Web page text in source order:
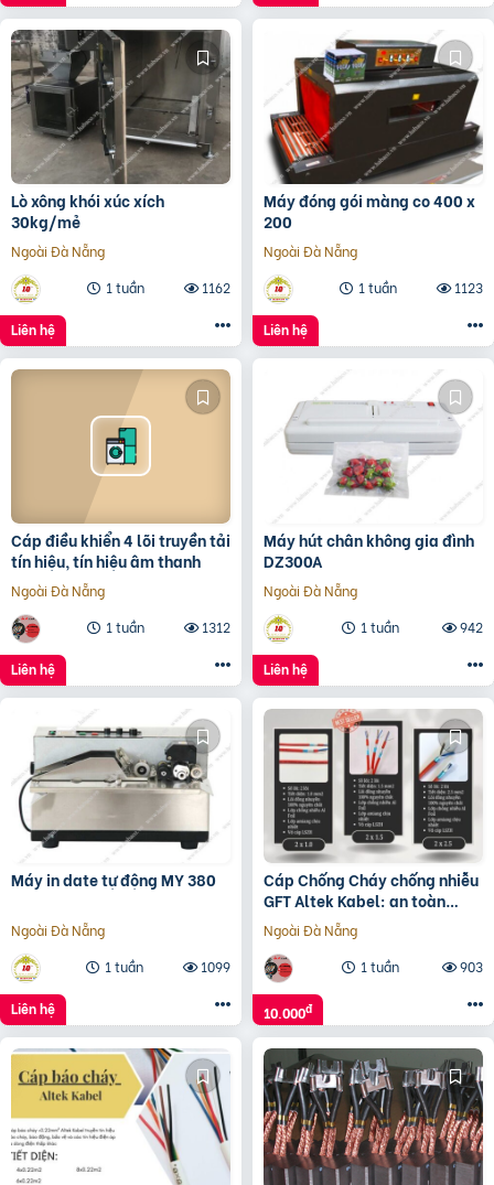
Lò xông khói xúc xích
30kg/mẻ
Ngoài Đà Nẵng
1 tuần
1162
Liên hệ
Máy đóng gói màng co 400 x
200
Ngoài Đà Nẵng
1 tuần
1123
Liên hệ
Cáp điều khiển 4 lõi truyền tải
tín hiệu, tín hiệu âm thanh
Ngoài Đà Nẵng
1 tuần
1312
Liên hệ
Máy hút chân không gia đình
DZ300A
Ngoài Đà Nẵng
1 tuần
942
Liên hệ
Máy in date tự động MY 380
Ngoài Đà Nẵng
1 tuần
1099
Liên hệ
Cáp Chống Cháy chống nhiễu
GFT Altek Kabel: an toàn
trong nhiệt độ cao
Ngoài Đà Nẵng
1 tuần
903
10.000đ